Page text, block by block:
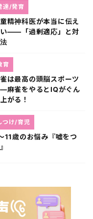
精神科医が本当に伝え
――「過剰適応」と対
達/発育
は最高の頭脳スポーツ
雀をやるとIQがぐん
がる！
育
11歳のお悩み『嘘をつ
つけ/育児